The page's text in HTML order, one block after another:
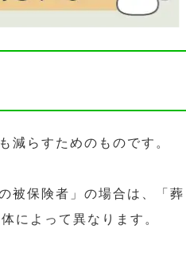
減らすためのものです。
被保険者」の場合は、「葬
によって異なります。